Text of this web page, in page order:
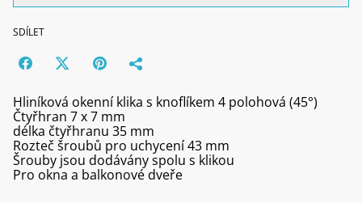
SDÍLET
Hliníková okenní klika s knoflíkem 4 polohová (45°)
Čtyřhran 7 x 7 mm
délka čtyřhranu 35 mm
Rozteč šroubů pro uchycení 43 mm
Šrouby jsou dodávány spolu s klikou
Pro okna a balkonové dveře